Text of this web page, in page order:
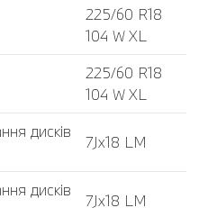
225/60 R18
104 W XL
225/60 R18
104 W XL
дисків
7Jx18 LM
дисків
7Jx18 LM